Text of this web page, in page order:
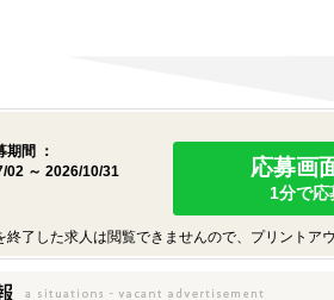
期間 ：
02 ～ 2026/10/31
応募画
1分で
了した求人は閲覧できませんので、プリントア